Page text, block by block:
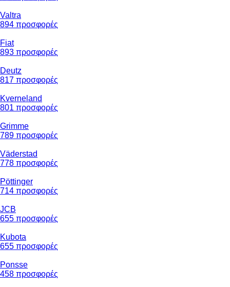
Valtra
894 προσφορές
Fiat
893 προσφορές
Deutz
817 προσφορές
Kverneland
801 προσφορές
Grimme
789 προσφορές
Väderstad
778 προσφορές
Pöttinger
714 προσφορές
JCB
655 προσφορές
Kubota
655 προσφορές
Ponsse
458 προσφορές